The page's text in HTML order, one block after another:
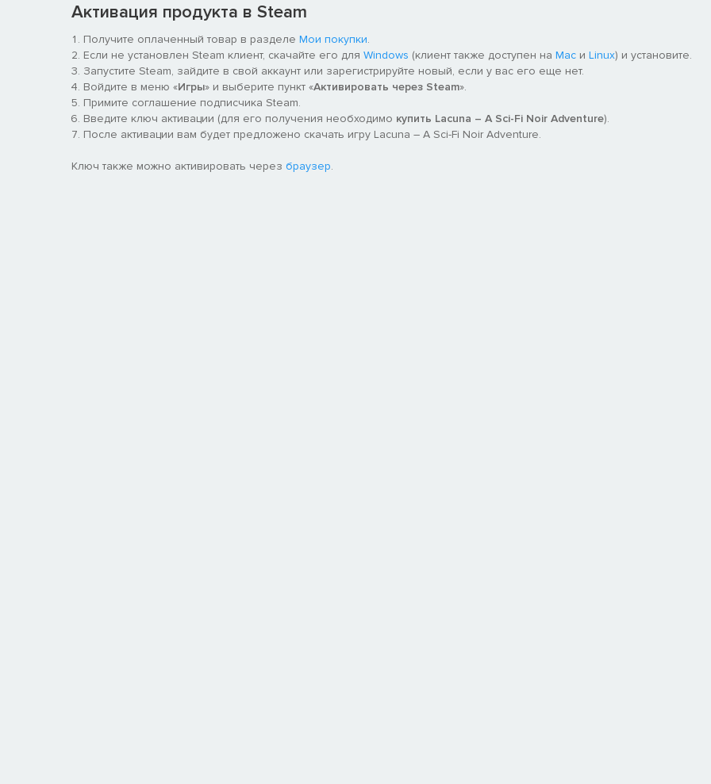
Активация продукта в Steam
Получите оплаченный товар в разделе Мои покупки.
Если не установлен Steam клиент, скачайте его для Windows (клиент также доступен на Mac и Linux) и установите.
Запустите Steam, зайдите в свой аккаунт или зарегистрируйте новый, если у вас его еще нет.
Войдите в меню «Игры» и выберите пункт «Активировать через Steam».
Примите соглашение подписчика Steam.
Введите ключ активации (для его получения необходимо купить Lacuna – A Sci-Fi Noir Adventure).
После активации вам будет предложено скачать игру Lacuna – A Sci-Fi Noir Adventure.
Ключ также можно активировать через браузер.